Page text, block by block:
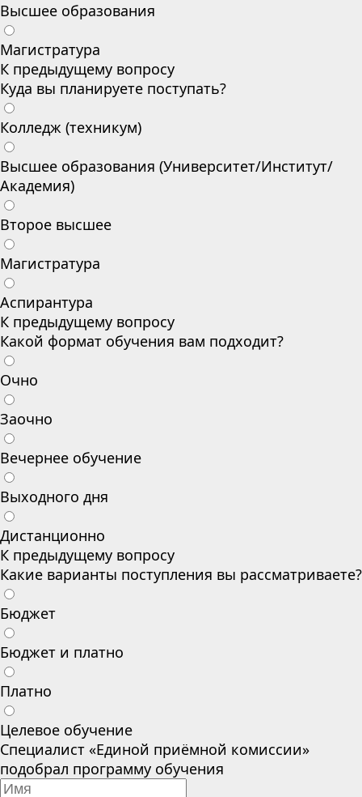
Высшее образования
Магистратура
К предыдущему вопросу
Куда вы планируете поступать?
Колледж (техникум)
Высшее образования (Университет/Институт/
Академия)
Второе высшее
Магистратура
Аспирантура
К предыдущему вопросу
Какой формат обучения вам подходит?
Очно
Заочно
Вечернее обучение
Выходного дня
Дистанционно
К предыдущему вопросу
Какие варианты поступления вы рассматриваете?
Бюджет
Бюджет и платно
Платно
Целевое обучение
Специалист «Единой приёмной комиссии»
подобрал программу обучения